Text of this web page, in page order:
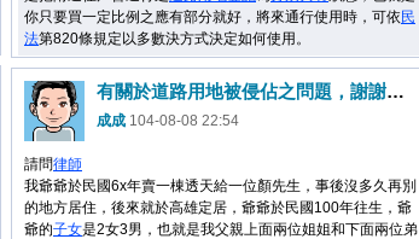
你只要買一定比例之應有部分就好，將來通行使用時，可依 民
法第820條規定以多數決方式決定如何使用。
有關於道路用地被侵佔之問題，謝謝律師！
成成 104-08-08 22:54
請問律師
我爺爺於民國6x年賣一棟透天給一位顏先生，事後沒多久再別
的地方居住，後來就於高雄定居，爺爺於民國100年往生，爺
爺的子女是2女3男，也就是我父親上面兩位姐姐和下面兩位弟